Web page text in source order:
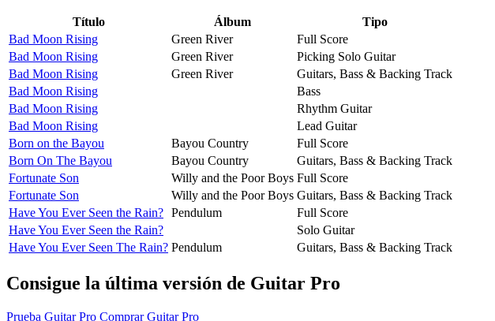
Título Álbum
Tipo
Bad Moon Rising
Green River
Full Score
Bad Moon Rising
Green River
Picking Solo Guitar
Bad Moon Rising
Green River
Guitars, Bass & Backing Track
Bad Moon Rising
Bass
Bad Moon Rising
Rhythm Guitar
Bad Moon Rising
Lead Guitar
Born on the Bayou
Bayou Country
Full Score
Born On The Bayou
Bayou Country
Guitars, Bass & Backing Track
Fortunate Son
Willy and the Poor Boys Full Score
Fortunate Son
Willy and the Poor Boys Guitars, Bass & Backing Track
Have You Ever Seen the Rain? Pendulum
Full Score
Have You Ever Seen the Rain?
Solo Guitar
Have You Ever Seen The Rain? Pendulum Guitars, Bass & Backing Track
Consigue la última versión de Guitar Pro
Prueba Guitar Pro Comprar Guitar Pro